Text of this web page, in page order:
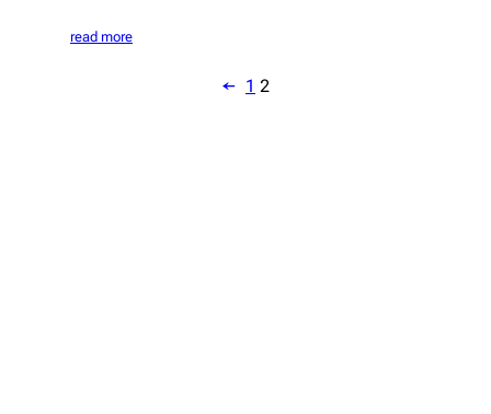
read more
← 1 2